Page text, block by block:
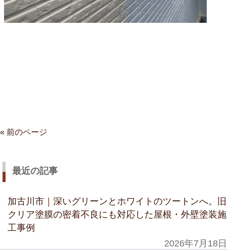
« 前のページ
最近の記事
加古川市｜深いグリーンとホワイトのツートンへ。旧
クリア塗膜の密着不良にも対応した屋根・外壁塗装施
工事例
2026年7月18日